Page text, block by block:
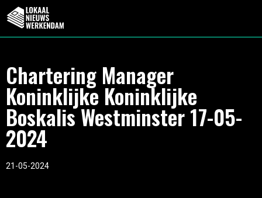
Chartering Manager
Koninklijke Koninklijke
Boskalis Westminster 17-05-
2024
21-05-2024